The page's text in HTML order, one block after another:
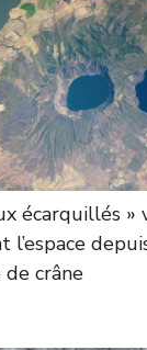
écarquillés »
l’espace
crâne